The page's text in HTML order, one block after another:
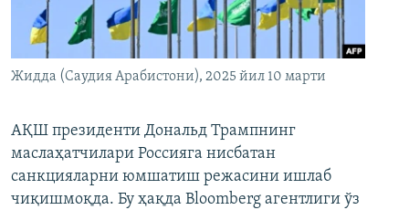
Жидда (Саудия Арабистони), 2025 йил 10 марти
АҚШ президенти Дональд Трампнинг
маслаҳатчилари Россияга нисбатан
санкцияларни юмшатиш режасини ишлаб
чиқишмоқда. Бу ҳақда Bloomberg агентлиги ўз